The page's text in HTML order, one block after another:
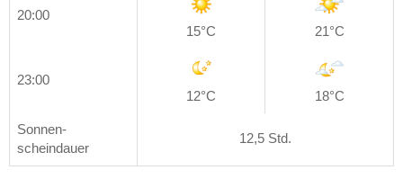
20:00
15°C
21°C
23:00
12°C
18°C
Sonnen-
scheindauer
12,5 Std.